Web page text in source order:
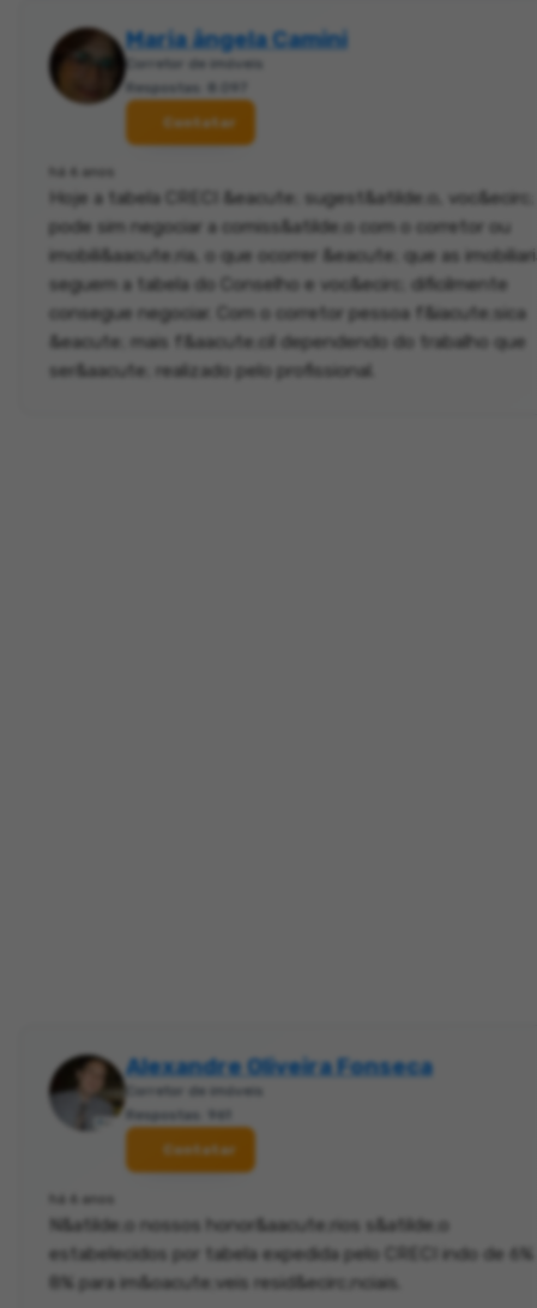
Maria ângela Camini
Corretor de imóveis
Respostas: 8.097
Contatar
há 6 anos
Hoje a tabela CRECI &eacute; sugest&atilde;o, voc&ecirc;
pode sim negociar a comiss&atilde;o com o corretor ou
imobili&aacute;ria, o que ocorrer &eacute; que as
seguem a tabela do Conselho e voc&ecirc; dificilmente
consegue negociar. Com o corretor pessoa f&iacute;sica
&eacute; mais f&aacute;cil dependendo do trabalho que
ser&aacute; realizado pelo profissional.
Alexandre Oliveira Fonseca
Corretor de imóveis
Respostas: 961
Contatar
há 6 anos
N&atilde;o nossos honor&aacute;rios s&atilde;o
estabelecidos por tabela expedida pelo CRECI indo de 6%
8% para im&oacute;veis resid&ecirc;nciais.